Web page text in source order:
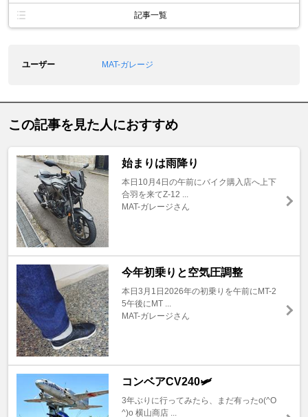
記事一覧
ユーザー MAT-ガレージ
この記事を見た人におすすめ
始まりは雨降り
本日10月4日の午前にバイク購入店へ上下
合羽を来てZ-12 ...
MAT-ガレージさん
今年初乗りと空気圧調整
本日3月1日2026年の初乗りを午前にMT-2
5午後にMT ...
MAT-ガレージさん
コンベアCV240🛩️
3年ぶりに行ってみたら、まだ有ったo(^O
^)o 横山商店 ...